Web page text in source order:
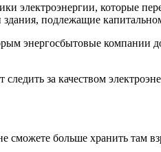
электроэнергии, которые
подлежащие
энергосбытовые
за качеством
сможете больше хранить там